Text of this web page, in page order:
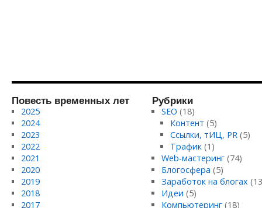
Повесть временных лет
2025
2024
2023
2022
2021
2020
2019
2018
2017
Рубрики
SEO (18)
Контент (5)
Ссылки, тИЦ, PR (5)
Трафик (1)
Web-мастеринг(74)
Блогосфера (5)
Заработок на блогах
Идеи (5)
Компьютеринг(18)